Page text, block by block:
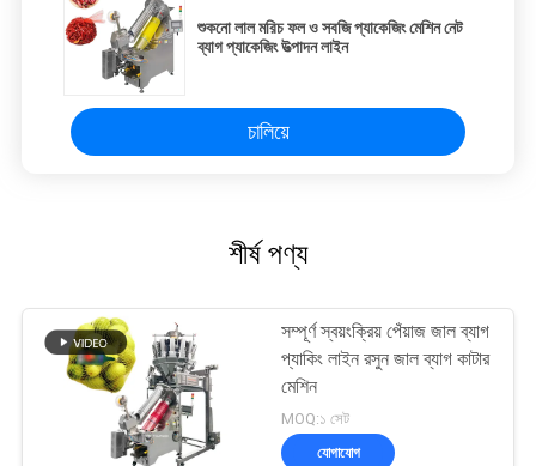
শুকনো লাল মরিচ ফল ও সবজি প্যাকেজিং মেশিন নেট
ব্যাগ প্যাকেজিং উত্পাদন লাইন
চালিয়ে
শীর্ষ পণ্য
সম্পূর্ণ স্বয়ংক্রিয় পেঁয়াজ জাল ব্যাগ
প্যাকিং লাইন রসুন জাল ব্যাগ কাটার
মেশিন
MOQ:১ সেট
যোগাযোগ